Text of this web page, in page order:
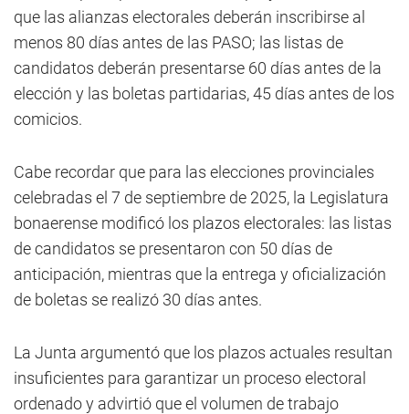
que las alianzas electorales deberán inscribirse al
menos 80 días antes de las PASO; las listas de
candidatos deberán presentarse 60 días antes de la
elección y las boletas partidarias, 45 días antes de los
comicios.
Cabe recordar que para las elecciones provinciales
celebradas el 7 de septiembre de 2025, la Legislatura
bonaerense modificó los plazos electorales: las listas
de candidatos se presentaron con 50 días de
anticipación, mientras que la entrega y oficialización
de boletas se realizó 30 días antes.
La Junta argumentó que los plazos actuales resultan
insuficientes para garantizar un proceso electoral
ordenado y advirtió que el volumen de trabajo